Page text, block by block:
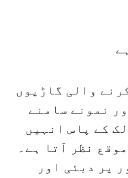
والی گاڑیوں
نمونے سامنے
کے پاس انہیں
نظر آتا ہے۔
پر دبئی اور